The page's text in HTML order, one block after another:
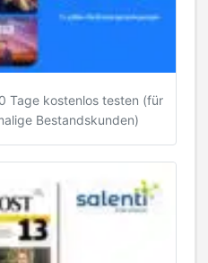
Tage kostenlos testen (für
& ehemalige Bestandskunden)